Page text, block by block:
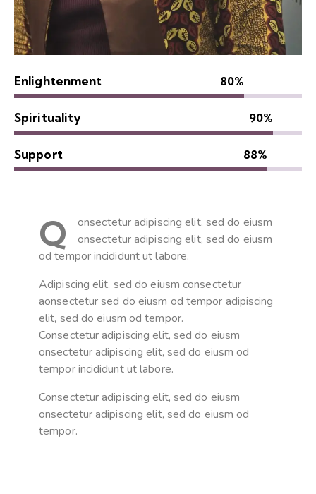
Enlightenment 80%
Spirituality 90%
Support 88%
Q
onsectetur adipiscing elit, sed do eiusm
onsectetur adipiscing elit, sed do eiusm
od tempor incididunt ut labore.
Adipiscing elit, sed do eiusm consectetur
aonsectetur sed do eiusm od tempor adipiscing
elit, sed do eiusm od tempor.
Consectetur adipiscing elit, sed do eiusm
onsectetur adipiscing elit, sed do eiusm od
tempor incididunt ut labore.
Consectetur adipiscing elit, sed do eiusm
onsectetur adipiscing elit, sed do eiusm od
tempor.